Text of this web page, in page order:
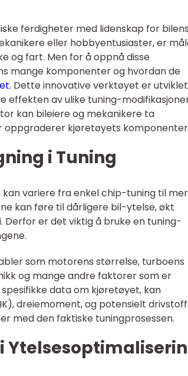
ferdigheter med lidenskap for bilens
eller hobbyentusiaster, er
og fart. Men for å oppnå disse
mange komponenter og hvordan de
Dette innovative verktøyet er utviklet
effekten av ulike tuning-
kan bileiere og mekanikere ta
oppgraderer kjøretøyets
i Tuning
variere fra enkel chip-tuning til mer
kan føre til dårligere bil-ytelse, økt
er det viktig å bruke en tuning-
som motorens størrelse, turboens
og mange andre faktorer som er
data om kjøretøyet, kan
dreiemoment, og potensielt
med den faktiske tuningprosessen.